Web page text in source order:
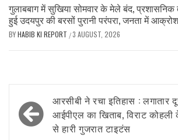
गुलाबबाग में सुखिया सोमवार के मेले बंद, प्रशासनिक
हुई उदयपुर की बरसों पुरानी परंपरा, जनता में आक्रोश
BYHABIB KI REPORT /3 AUGUST, 2026
Post
navigation
आरसीबी ने रचा इतिहास : लगातार
आईपीएल का खिताब, विराट
से हारी गुजरात टाइटंस